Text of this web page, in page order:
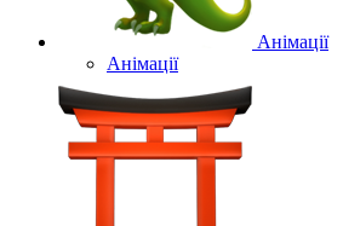
Анімації
Анімації